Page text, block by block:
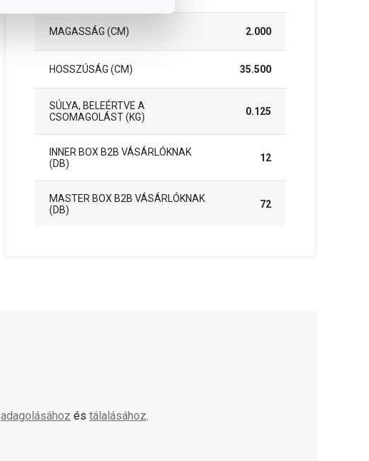
MAGASSÁG (CM) 2.000
HOSSZÚSÁG (CM) 35.500
SÚLYA, BELEÉRTVE A
CSOMAGOLÁST (KG)
0.125
INNER BOX B2B VÁSÁRLÓKNAK
(DB)
12
MASTER BOX B2B VÁSÁRLÓKNAK
(DB)
72
adagolásához és tálalásához.